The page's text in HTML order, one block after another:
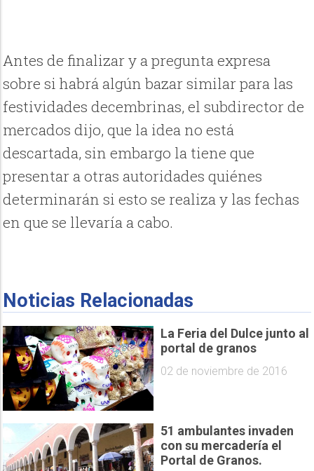
Antes de finalizar y a pregunta expresa
sobre si habrá algún bazar similar para las
festividades decembrinas, el subdirector de
mercados dijo, que la idea no está
descartada, sin embargo la tiene que
presentar a otras autoridades quiénes
determinarán si esto se realiza y las fechas
en que se llevaría a cabo.
Noticias Relacionadas
La Feria del Dulce junto al
portal de granos
02 de noviembre de 2016
51 ambulantes invaden
con su mercadería el
Portal de Granos.